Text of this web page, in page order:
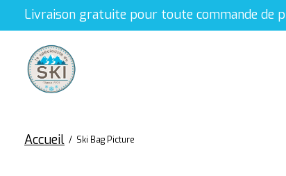
Livraison gratuite pour toute commande de
Accueil / Ski Bag Picture